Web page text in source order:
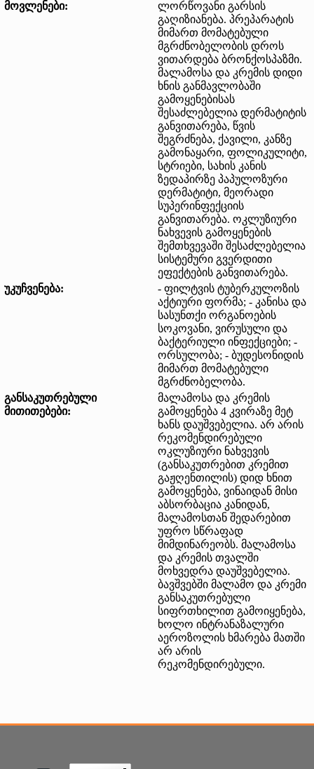
მოვლენები:
ლორწოვანი გარსის
გაღიზიანება. პრეპარატის
მიმართ მომატებული
მგრძნობელობის დროს
ვითარდება ბრონქოსპაზმი.
მალამოსა და კრემის დიდი
ხნის განმავლობაში
გამოყენებისას
შესაძლებელია დერმატიტის
განვითარება, წვის
შეგრძნება, ქავილი, კანზე
გამონაყარი, ფოლიკულიტი,
სტრიები, სახის კანის
ზედაპირზე პაპულოზური
დერმატიტი, მეორადი
სუპერინფექციის
განვითარება. ოკლუზიური
ნახვევის გამოყენების
შემთხვევაში შესაძლებელია
სისტემური გვერდითი
ეფექტების განვითარება.
უკუჩვენება:
- ფილტვის ტუბერკულოზის
აქტიური ფორმა; - კანისა და
სასუნთქი ორგანოების
სოკოვანი, ვირუსული და
ბაქტერიული ინფექციები; -
ორსულობა; - ბუდესონიდის
მიმართ მომატებული
მგრძნობელობა.
განსაკუთრებული
მითითებები:
მალამოსა და კრემის
გამოყენება 4 კვირაზე მეტ
ხანს დაუშვებელია. არ არის
რეკომენდირებული
ოკლუზიური ნახვევის
(განსაკუთრებით კრემით
გაჟღენთილის) დიდ ხნით
გამოყენება, ვინაიდან მისი
აბსორბაცია კანიდან,
მალამოსთან შედარებით
უფრო სწრაფად
მიმდინარეობს. მალამოსა
და კრემის თვალში
მოხვედრა დაუშვებელია.
ბავშვებში მალამო და კრემი
განსაკუთრებული
სიფრთხილით გამოიყენება,
ხოლო ინტრანაზალური
აეროზოლის ხმარება მათში
არ არის
რეკომენდირებული.